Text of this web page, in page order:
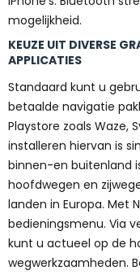
mogelijkheid.
KEUZE UIT DIVERSE
APPLICATIES
Standaard kunt u
betaalde navigatie
Playstore zoals Waze,
installeren hiervan is
binnen-en buitenland
hoofdwegen en
landen in Europa. Met
bedieningsmenu. Via
kunt u actueel op de
wegwerkzaamheden.